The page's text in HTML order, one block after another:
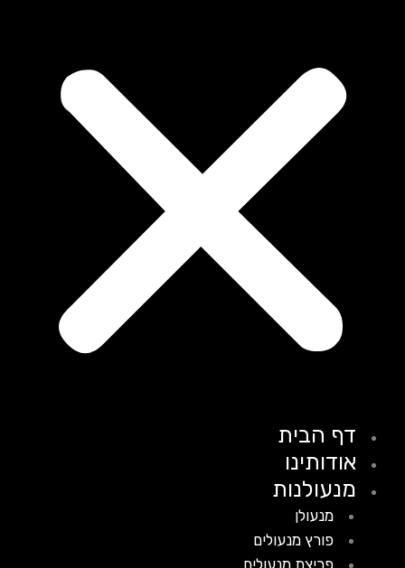
דף הבית
אודותינו
מנעולנות
מנעולן
פורץ מנעולים
פריצת מנעולים